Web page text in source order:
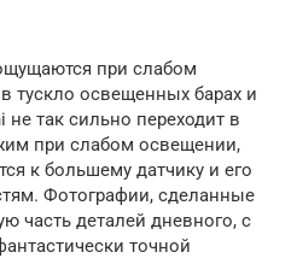
при слабом
тускло освещенных барах и
не так сильно переходит в
при слабом освещении,
к большему датчику и его
Фотографии, сделанные
часть деталей дневного, с
точной